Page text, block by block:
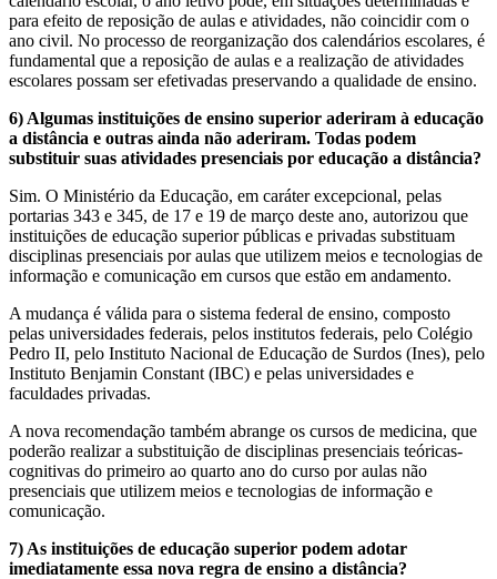
para efeito de reposição de aulas e atividades, não coincidir com o
ano civil. No processo de reorganização dos calendários escolares, é
fundamental que a reposição de aulas e a realização de atividades
escolares possam ser efetivadas preservando a qualidade de ensino.
6) Algumas instituições de ensino superior aderiram à educação
a distância e outras ainda não aderiram. Todas podem
substituir suas atividades presenciais por educação a distância?
Sim. O Ministério da Educação, em caráter excepcional, pelas
portarias 343 e 345, de 17 e 19 de março deste ano, autorizou que
instituições de educação superior públicas e privadas substituam
disciplinas presenciais por aulas que utilizem meios e tecnologias de
informação e comunicação em cursos que estão em andamento.
A mudança é válida para o sistema federal de ensino, composto
pelas universidades federais, pelos institutos federais, pelo Colégio
Pedro II, pelo Instituto Nacional de Educação de Surdos (Ines), pelo
Instituto Benjamin Constant (IBC) e pelas universidades e
faculdades privadas.
A nova recomendação também abrange os cursos de medicina, que
poderão realizar a substituição de disciplinas presenciais teóricas-
cognitivas do primeiro ao quarto ano do curso por aulas não
presenciais que utilizem meios e tecnologias de informação e
comunicação.
7) As instituições de educação superior podem adotar
imediatamente essa nova regra de ensino a distância?